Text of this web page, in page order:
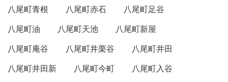
八尾町青根 八尾町赤石
八尾町足谷
八尾町油
八尾町天池
八尾町新屋
八尾町庵谷
八尾町井栗谷
八尾町井田
八尾町井田新
八尾町今町
八尾町入谷